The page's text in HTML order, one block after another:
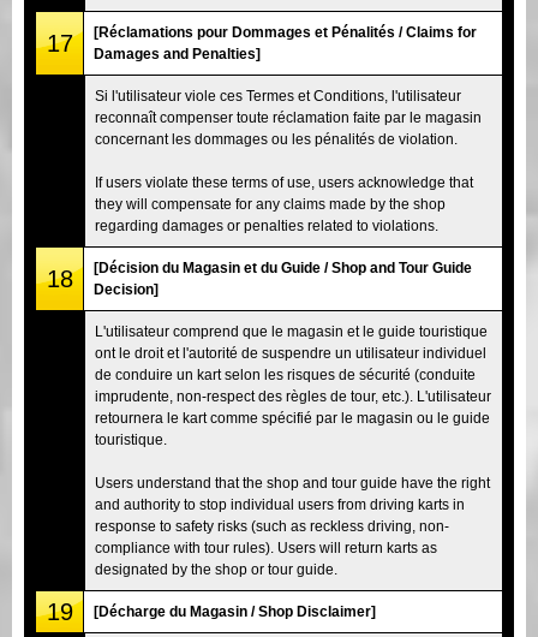
17
[Réclamations pour Dommages et Pénalités / Claims for
Damages and Penalties]
Si l'utilisateur viole ces Termes et Conditions, l'utilisateur
reconnaît compenser toute réclamation faite par le magasin
concernant les dommages ou les pénalités de violation.
If users violate these terms of use, users acknowledge that
they will compensate for any claims made by the shop
regarding damages or penalties related to violations.
18
[Décision du Magasin et du Guide / Shop and Tour Guide
Decision]
L'utilisateur comprend que le magasin et le guide touristique
ont le droit et l'autorité de suspendre un utilisateur individuel
de conduire un kart selon les risques de sécurité (conduite
imprudente, non-respect des règles de tour, etc.). L'utilisateur
retournera le kart comme spécifié par le magasin ou le guide
touristique.
Users understand that the shop and tour guide have the right
and authority to stop individual users from driving karts in
response to safety risks (such as reckless driving, non-
compliance with tour rules). Users will return karts as
designated by the shop or tour guide.
19 [Décharge du Magasin / Shop Disclaimer]